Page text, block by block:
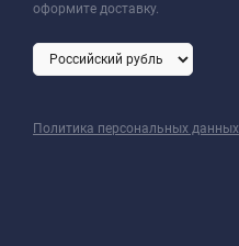
оформите доставку.
Политика персональных данных